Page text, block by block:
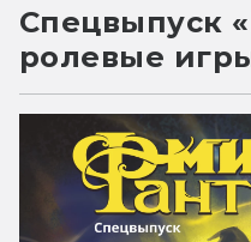
Спецвыпуск
ролевые